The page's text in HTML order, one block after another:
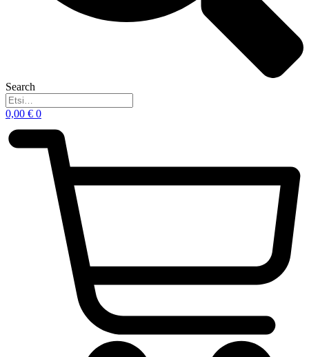
Search
0,00 € 0